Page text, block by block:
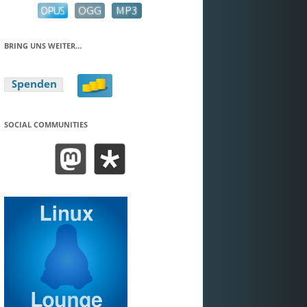
BRING UNS WEITER…
SOCIAL COMMUNITIES